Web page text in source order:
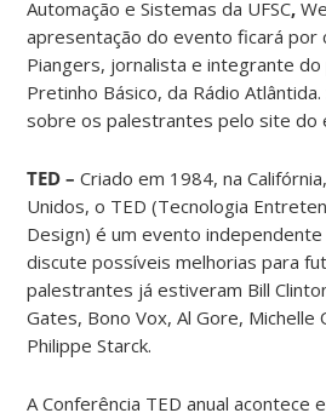
Automação e Sistemas da UFSC,
apresentação do evento ficará por
Piangers, jornalista e integrante
Pretinho Básico, da Rádio Atlântida.
sobre os palestrantes pelo site do
TED –Criado em 1984, na
Unidos, o TED (Tecnologia
Design) é um evento
discute possíveis melhorias para
palestrantes já estiveram Bill
Gates, Bono Vox, Al Gore, Michelle
Philippe Starck.
A Conferência TED anual acontece